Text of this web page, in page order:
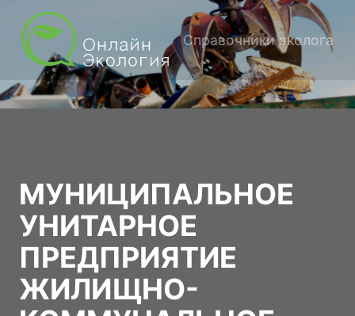
Справочники эколога
МУНИЦИПАЛЬНОЕ
УНИТАРНОЕ
ПРЕДПРИЯТИЕ
ЖИЛИЩНО-